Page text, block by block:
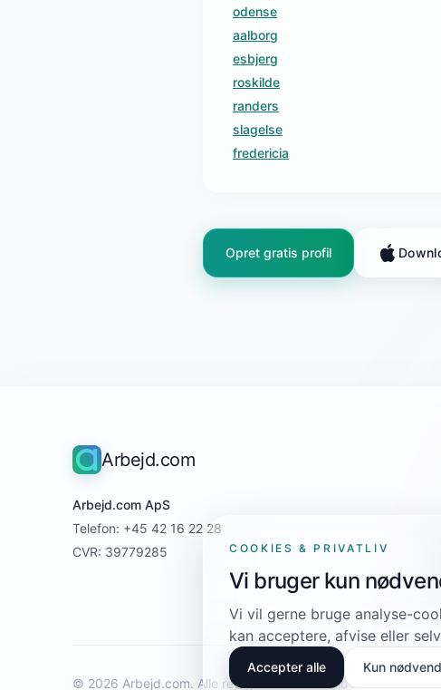
odense
aalborg
esbjerg
roskilde
randers
slagelse
fredericia
Opret gratis profil
Arbejd.com
Arbejd.com ApS
Telefon: +45 42 16 22 28
CVR: 39779285
© 2026 Arbejd.com. Alle rettigheder forbeholdes.
COOKIES & PRIVATLIV
Vi bruger kun
Vi vil gerne bruge analyse-
kan acceptere, afvise eller
Accepter alle Kun